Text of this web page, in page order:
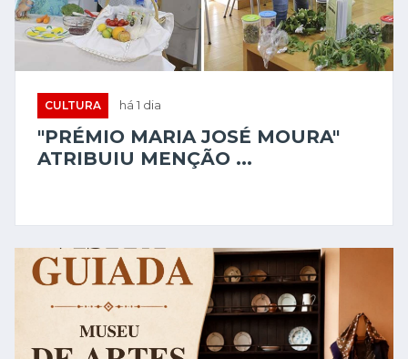
CULTURA há 1 dia
"PRÉMIO MARIA JOSÉ MOURA"
ATRIBUIU MENÇÃO ...